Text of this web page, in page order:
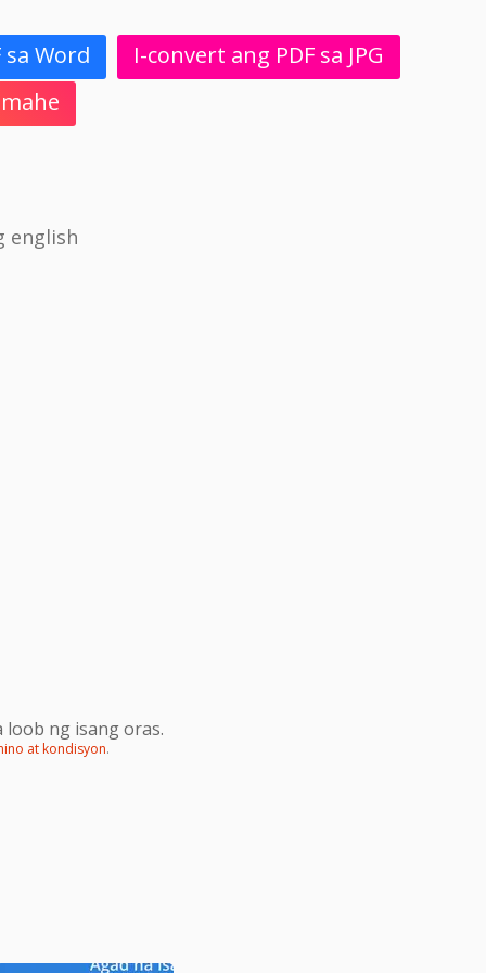
Word
I-convert ang PDF sa JPG
english
ng isang oras.
at kondisyon.